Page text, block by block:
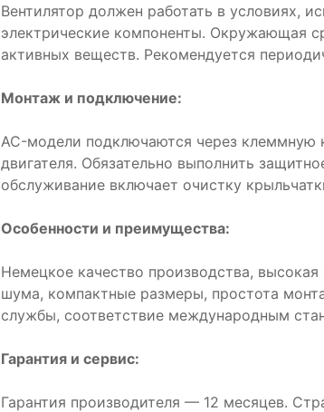
Вентилятор должен работать в условиях,
электрические компоненты. Окружающая
активных веществ. Рекомендуется
Монтаж и подключение:
AC-модели подключаются через клеммную
двигателя. Обязательно выполнить
обслуживание включает очистку
Особенности и преимущества:
Немецкое качество производства,
шума, компактные размеры, простота
службы, соответствие международным
Гарантия и сервис:
Гарантия производителя — 12 месяцев.